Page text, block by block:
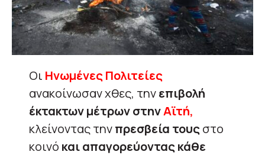
Οι Ηνωμένες Πολιτείες
ανακοίνωσαν χθες, τηνεπιβολή
έκτακτων μέτρων στηνΑϊτή,
κλείνοντας τηνπρεσβεία τουςστο
κοινό και απαγορεύοντας κάθε